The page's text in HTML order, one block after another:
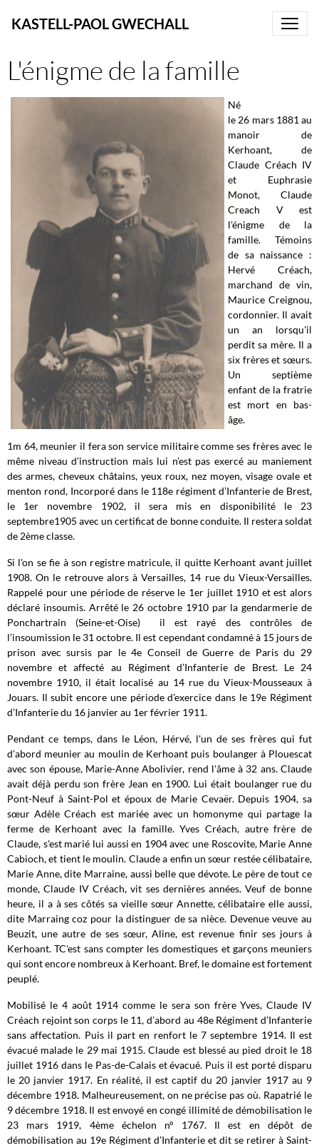
KASTELL-PAOL GWECHALL
L'énigme de la famille
Né
le 26 mars 1881 au
manoir de
Kerhoant, de
Claude Créach IV
et Euphrasie
Monot, Claude
Creach V est
l'énigme de la
famille. Témoins
de sa naissance :
Hervé Créach,
marchand de vin,
Maurice Creignou,
cordonnier. Il avait
un an lorsqu'il
perdit sa mère. Il a
six frères et sœurs.
Un septième
enfant de la fratrie
est mort en bas-
âge.
1m 64, meunier il fera son service militaire comme ses frères avec le
même niveau d’instruction mais lui n’est pas exercé au maniement
des armes, cheveux châtains, yeux roux, nez moyen, visage ovale et
menton rond, Incorporé dans le 118e régiment d’Infanterie de Brest,
le 1er novembre 1902, il sera mis en disponibilité le 23
septembre1905 avec un certificat de bonne conduite. Il restera soldat
de 2ème classe.
Si l'on se fie à son registre matricule, il quitte Kerhoant avant juillet
1908. On le retrouve alors à Versailles, 14 rue du Vieux-Versailles.
Rappelé pour une période de réserve le 1er juillet 1910 et est alors
déclaré insoumis. Arrêté le 26 octobre 1910 par la gendarmerie de
Ponchartrain (Seine-et-Oise) il est rayé des contrôles de
l’insoumission le 31 octobre. Il est cependant condamné à 15 jours de
prison avec sursis par le 4e Conseil de Guerre de Paris du 29
novembre et affecté au Régiment d’Infanterie de Brest. Le 24
novembre 1910, il était localisé au 14 rue du Vieux-Mousseaux à
Jouars. Il subit encore une période d’exercice dans le 19e Régiment
d’Infanterie du 16 janvier au 1er février 1911.
Pendant ce temps, dans le Léon, Hérvé, l'un de ses frères qui fut
d'abord meunier au moulin de Kerhoant puis boulanger à Plouescat
avec son épouse, Marie-Anne Abolivier, rend l'âme à 32 ans. Claude
avait déjà perdu son frère Jean en 1900. Lui était boulanger rue du
Pont-Neuf à Saint-Pol et époux de Marie Cevaër. Depuis 1904, sa
sœur Adèle Créach est mariée avec un homonyme qui partage la
ferme de Kerhoant avec la famille. Yves Créach, autre frère de
Claude, s'est marié lui aussi en 1904 avec une Roscovite, Marie Anne
Cabioch, et tient le moulin. Claude a enfin un sœur restée célibataire,
Marie Anne, dite Marraine, aussi belle que dévote. Le père de tout ce
monde, Claude IV Créach, vit ses dernières années. Veuf de bonne
heure, il a à ses côtés sa vieille sœur Annette, célibataire elle aussi,
dite Marraing coz pour la distinguer de sa nièce. Devenue veuve au
Beuzit, une autre de ses sœur, Aline, est revenue finir ses jours à
Kerhoant. TC'est sans compter les domestiques et garçons meuniers
qui sont encore nombreux à Kerhoant. Bref, le domaine est fortement
peuplé.
Mobilisé le 4 août 1914 comme le sera son frère Yves, Claude IV
Créach rejoint son corps le 11, d’abord au 48e Régiment d’Infanterie
sans affectation. Puis il part en renfort le 7 septembre 1914. Il est
évacué malade le 29 mai 1915. Claude est blessé au pied droit le 18
juillet 1916 dans le Pas-de-Calais et évacué. Puis il est porté disparu
le 20 janvier 1917. En réalité, il est captif du 20 janvier 1917 au 9
décembre 1918. Malheureusement, on ne précise pas où. Rapatrié le
9 décembre 1918. Il est envoyé en congé illimité de démobilisation le
23 mars 1919, 4ème échelon n° 1767. Il est en dépôt de
démobilisation au 19e Régiment d’Infanterie et dit se retirer à Saint-